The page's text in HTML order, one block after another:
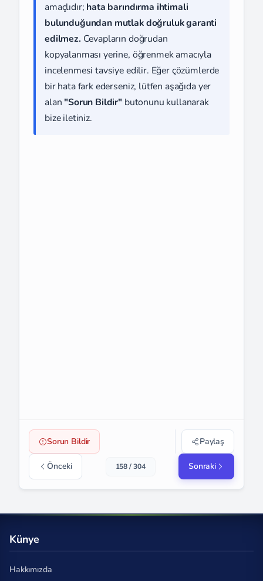
amaçlıdır; hata barındırma ihtimali
bulunduğundan mutlak doğruluk garanti
edilmez. Cevapların doğrudan
kopyalanması yerine, öğrenmek amacıyla
incelenmesi tavsiye edilir. Eğer çözümlerde
bir hata fark ederseniz, lütfen aşağıda yer
alan "Sorun Bildir" butonunu kullanarak
bize iletiniz.
Sorun Bildir Paylaş
Önceki 158 / 304 Sonraki
Künye
Hakkımızda